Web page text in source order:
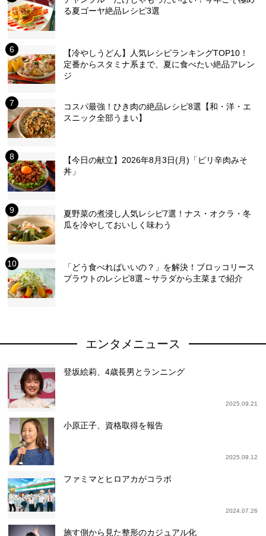
る夏ゴーヤ絶品レシピ3選
【冷やしうどん】人気レシピランキングTOP10！
定番からスタミナ系まで、夏に食べたい絶品アレン
ジ
コスパ最強！ひき肉の絶品レシピ8選【和・洋・エ
スニック全部うまい】
【今日の献立】2026年8月3日(月)「ピリ辛肉みそ
丼」
夏野菜の煮浸し人気レシピ7選！ナス・オクラ・冬
瓜を冷やしておいしく味わう
「どう食べればいいの？」を解決！ブロッコリース
プラウトのレシピ8選～サラダから主菜まで紹介
エンタメニュース
登坂絵莉、4歳長男とランニング
2025.09.21
小原正子、資格取得を報告
2025.09.12
ファミマとヒロアカがコラボ
2024.07.26
施す側から見た整形のカジュアル化